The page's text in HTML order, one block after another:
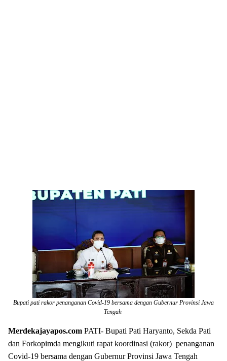
Bupati pati rakor penanganan Covid-19 bersama dengan Gubernur Provinsi Jawa
Tengah
Merdekajayapos.com PATI- Bupati Pati Haryanto, Sekda Pati
dan Forkopimda mengikuti rapat koordinasi (rakor) penanganan
Covid-19 bersama dengan Gubernur Provinsi Jawa Tengah